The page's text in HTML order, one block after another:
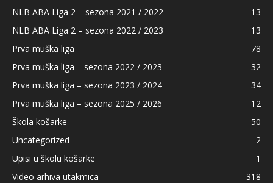
NLB ABA Liga 2 – sezona 2021 / 2022
13
NLB ABA Liga 2 – sezona 2022 / 2023
13
Prva muška liga
78
Prva muška liga – sezona 2022 / 2023
32
Prva muška liga – sezona 2023 / 2024
34
Prva muška liga – sezona 2025 / 2026
12
Škola košarke
50
Uncategorized
2
Upisi u školu košarke
1
Video arhiva utakmica
318